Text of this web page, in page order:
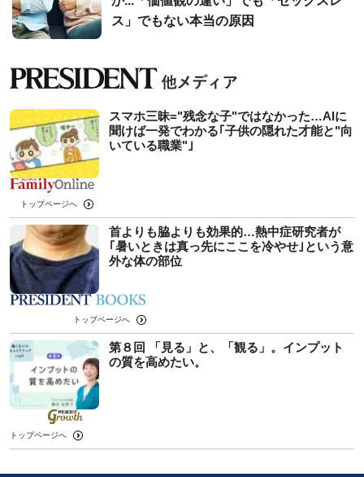
ス」でもない本当の原因
スマホ三昧="残念な子"ではなかった…AIに
聞けば一発でわかる｢子供の隠れた才能と"向
いている職業"｣
トップページへ
首よりも脇よりも効果的…熱中症研究者が
｢暑いときは真っ先にここを冷やせ｣という意
外な体の部位
トップページへ
第８回 「見る」と、「観る」。インプット
の質を高めたい。
トップページへ